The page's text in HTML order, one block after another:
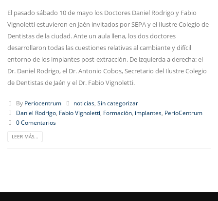
El pasado sábado 10 de mayo los Doctores Daniel Rodrigo y Fabio
Vignoletti estuvieron en Jaén invitados por SEPA y el Ilustre Colegio de
Dentistas de la ciudad. Ante un aula llena, los dos doctores
desarrollaron todas las cuestiones relativas al cambiante y difícil
entorno de los implantes post-extracción. De izquierda a derecha: el
Dr. Daniel Rodrigo, el Dr. Antonio Cobos, Secretario del Ilustre Colegio
de Dentistas de Jaén y el Dr. Fabio Vignoletti.
By Periocentrum noticias ,Sin categorizar
Daniel Rodrigo, Fabio Vignoletti Formación, implantes, PerioCentrum
0 Comentarios
LEER MÁS...